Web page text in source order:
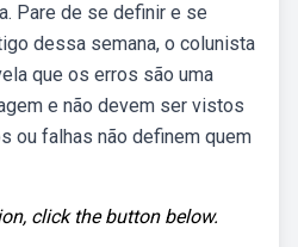
Pare de se definir e se
dessa semana, o colunista
que os erros são uma
e não devem ser vistos
ou falhas não definem quem
click the button below.